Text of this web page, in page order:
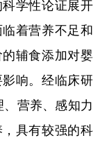
学性论证展开
着营养不足和
辅食添加对婴
响。经临床研
营养、感知力
具有较强的科